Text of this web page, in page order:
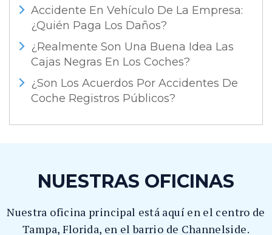
Accidente En Vehículo De La Empresa:
¿Quién Paga Los Daños?
¿Realmente Son Una Buena Idea Las
Cajas Negras En Los Coches?
¿Son Los Acuerdos Por Accidentes De
Coche Registros Públicos?
NUESTRAS OFICINAS
Nuestra oficina principal está aquí en el centro de
Tampa, Florida, en el barrio de Channelside.